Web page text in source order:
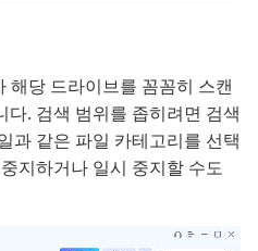
해당 드라이브를 꼼꼼히 스캔
. 검색 범위를 좁히려면 검색
과 같은 파일 카테고리를 선택
지하거나 일시 중지할 수도